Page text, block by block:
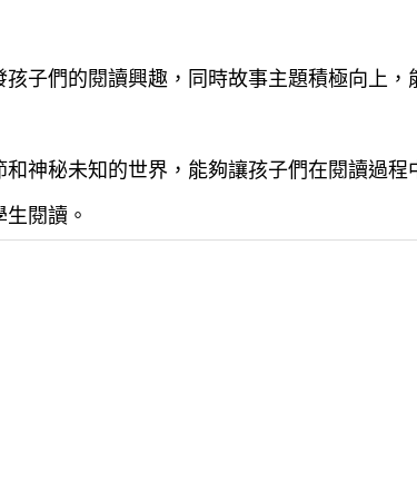
子們的閱讀興趣，同時故事主題積極向上
神秘未知的世界，能夠讓孩子們在閱讀過程
閱讀。